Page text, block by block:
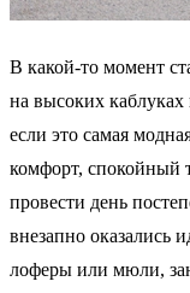
В какой‑то момент
на высоких
если это самая
комфорт, спокойный
провести день
внезапно оказались
лоферы или мюли,